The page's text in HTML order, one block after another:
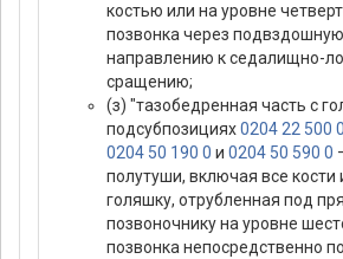
костью или на уровне
позвонка через подвздошную
направлению к седалищно-
сращению;
(з) "тазобедренная часть с
подсубпозициях0204 22 500 0
0204 50 190 0 и 0204 50 590 0
полутуши, включая все
голяшку, отрубленная под
позвоночнику на уровне
позвонка непосредственно